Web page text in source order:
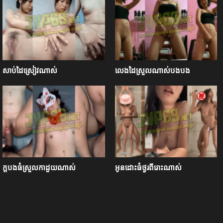
សាប់ដៃស្រៀវណាស់ លេងដៃស្រួលណាស់បងបង
ក្ដបងធំស្រួលកាដួយណាស់ អូនដោះធំថ្ងូរពីរោះណាស់